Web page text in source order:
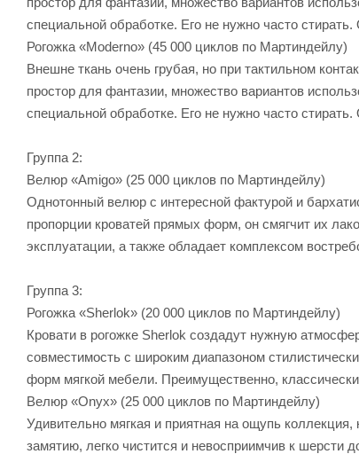
специальной обработке. Его не нужно часто
Рогожка «Moderno» (45 000 циклов по Мартиндейлу)
Внешне ткань очень грубая, но при тактильном
простор для фантазии, множество вариантов
специальной обработке. Его не нужно часто
Группа 2:
Велюр «Amigo» (25 000 циклов по Мартиндейлу)
Однотонный велюр с интересной фактурой и
пропорции кроватей прямых форм, он смягчит их
эксплуатации, а также обладает комплексом
Группа 3:
Рогожка «Sherlok» (20 000 циклов по Мартиндейлу)
Кровати в рогожке Sherlok создадут нужную
совместимость с широким диапазоном
форм мягкой мебели. Преимущественно,
Велюр «Onyx» (25 000 циклов по Мартиндейлу)
Удивительно мягкая и приятная на ощупь коллекция,
замятию, легко чистится и невосприимчив к